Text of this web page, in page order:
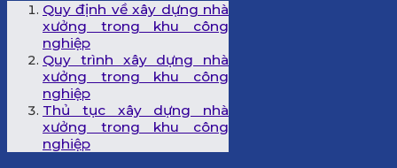
Quy định về xây dựng nhà
xưởng trong khu công
nghiệp
Quy trình xây dựng nhà
xưởng trong khu công
nghiệp
Thủ tục xây dựng nhà
xưởng trong khu công
nghiệp